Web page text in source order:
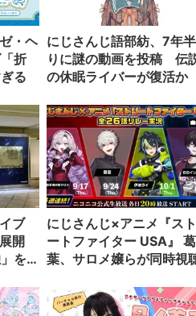
・ヘ
折
る
にじさんじ語部紡、7年
りに謎の動画を投稿 伝
の休眠ライバーが復活か
ブ
展開
を
にじさんじ×アニメ『ス
ートファイター USA』 葛
葉、サロメ嬢らが同時視